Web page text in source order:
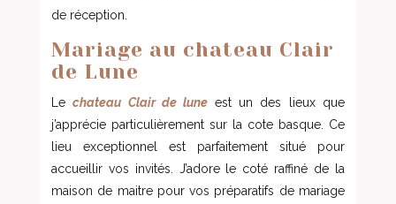
de réception.
Mariage au chateau Clair
de Lune
Lechateau Clair de luneest un des lieux que
j’apprécie particulièrement sur la cote basque. Ce
lieu exceptionnel est parfaitement situé pour
accueillir vos invités. J’adore le coté raffiné de la
maison de maitre pour vos préparatifs de mariage